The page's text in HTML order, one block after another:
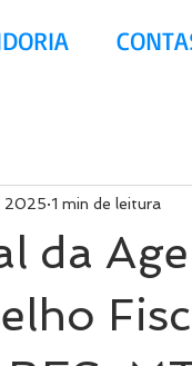
da
2025 1 min de leitura